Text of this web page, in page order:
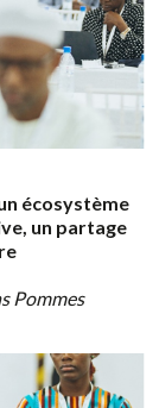
écosystème
un partage
Pommes